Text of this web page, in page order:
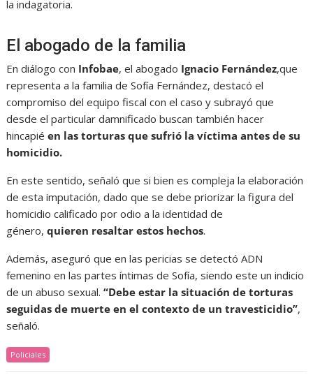
la indagatoria.
El abogado de la familia
En diálogo con Infobae, el abogado Ignacio Fernández,que
representa a la familia de Sofía Fernández, destacó el
compromiso del equipo fiscal con el caso y subrayó que
desde el particular damnificado buscan también hacer
hincapiéen las torturas que sufrió la víctima antes de su
homicidio.
En este sentido, señaló que si bien es compleja la elaboración
de esta imputación, dado que se debe priorizar la figura del
homicidio calificado por odio a la identidad de
género,quieren resaltar estos hechos.
Además, aseguró que en las pericias se detectó ADN
femenino en las partes íntimas de Sofía, siendo este un indicio
de un abuso sexual. “Debe estar la situación de torturas
seguidas de muerte en el contexto de un travesticidio”,
señaló.
Policiales